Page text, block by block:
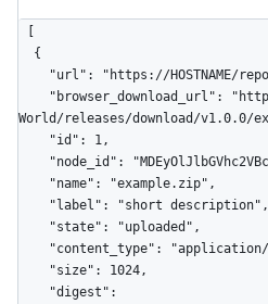
[
World/releases/download/v1.0.0/